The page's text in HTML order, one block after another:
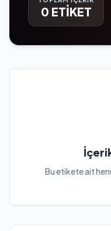
0 ETİKET
Bu etikete ait